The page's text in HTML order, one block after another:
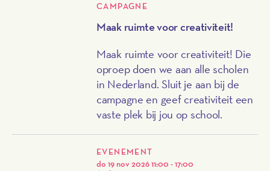
CAMPAGNE
Maak ruimte voor creativiteit!
Maak ruimte voor creativiteit! Die
oproep doen we aan alle scholen
in Nederland. Sluit je aan bij de
campagne en geef creativiteit een
vaste plek bij jou op school.
EVENEMENT
do 19 nov 202611:00 - 17:00